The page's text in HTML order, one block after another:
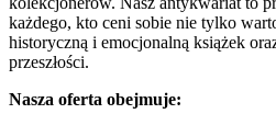
każdego, kto ceni sobie nie tylko
historyczną i emocjonalną książek
przeszłości.
Nasza oferta obejmuje: